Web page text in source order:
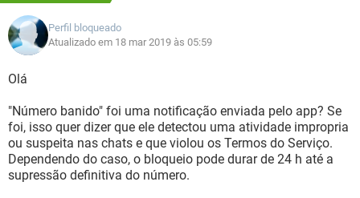
Perfil bloqueado
Atualizado em 18 mar 2019 às 05:59
Olá
"Número banido" foi uma notificação enviada pelo app? Se
foi, isso quer dizer que ele detectou uma atividade impropria
ou suspeita nas chats e que violou os Termos do Serviço.
Dependendo do caso, o bloqueio pode durar de 24 h até a
supressão definitiva do número.